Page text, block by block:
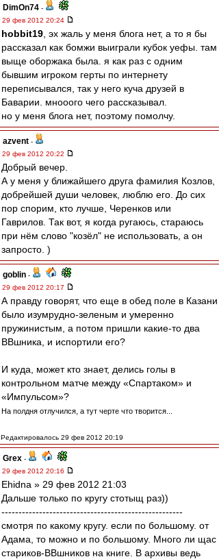
DimOn74 -
29 фев 2012 20:24
hobbit19 , эх жаль у меня блога нет, а то я бы
рассказал как бомжи выиграли кубок уефы. там
выще оборжака была. я как раз с одним
бывшим игроком герты по интернету
переписывался, так у него куча друзей в
Баварии. мнооого чего рассказывал.
но у меня блога нет, поэтому помолчу.
azvent -
29 фев 2012 20:22
Добрый вечер.
А у меня у ближайшего друга фамилия Козлов,
добрейшей души человек, люблю его. До сих
пор спорим, кто лучше, Черенков или
Гаврилов. Так вот, я когда ругаюсь, стараюсь
при нём слово "козёл" не использовать, а он
запросто. )
goblin -
29 фев 2012 20:17
А правду говорят, что еще в обед поле в Казани
было изумрудно-зеленым и умеренно
пружинистым, а потом пришли какие-то два
ВВшника, и испортили его?
И куда, может кто знает, делись голы в
контрольном матче между «Спартаком» и
«Импульсом»?
На полдня отлучился, а тут черте что творится...
Редактировалось 29 фев 2012 20:19
Grex -
29 фев 2012 20:16
Ehidna » 29 фев 2012 21:03
Дальше только по кругу стотыщ раз))
-----------------------------------------------------
смотря по какому кругу. если по большому. от
Адама, то можно и по большому. Много ли щас
стариков-ВВшников на книге. В архивы ведь